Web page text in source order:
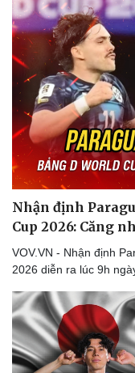
Doanh nghiệp
Thông tin doanh nghiệp
Doanh nghiệp 24h
Doanh nhân
Vì cộng đồng
Nhận định
Cup 2026: Căng
VOV.VN - Nhận định
2026 diễn ra lúc 9h